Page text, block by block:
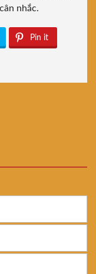
nhắc.
Pin it